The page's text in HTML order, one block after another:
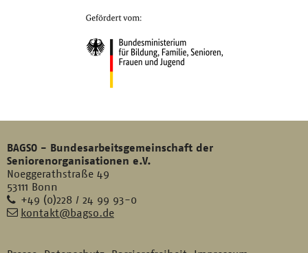
BAGSO - Bundesarbeitsgemeinschaft der
Seniorenorganisationen e.V.
Noeggerathstraße 49
53111 Bonn
Telefon
+49 (0)228 / 24 99 93-0
E- kontakt@bagso.de